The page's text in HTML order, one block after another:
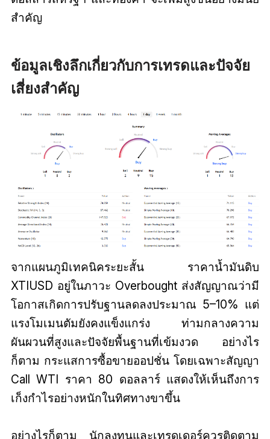
สำคัญ
ข้อมูลเชิงลึกเกี่ยวกับการเทรดและปัจจัย
เสี่ยงสำคัญ
จากแผนภูมิเทคนิคระยะสั้น ราคาน้ำมันดิบ
XTIUSD อยู่ในภาวะ Overbought ส่งสัญญาณว่ามี
โอกาสเกิดการปรับฐานลดลงประมาณ 5–10% แต่
แรงโมเมนตัมยังคงแข็งแกร่ง ท่ามกลางความ
ผันผวนที่สูงและปัจจัยพื้นฐานที่เข้มงวด อย่างไร
ก็ตาม กระแสการซื้อขายออปชั่น โดยเฉพาะสัญญา
Call WTI ราคา 80 ดอลลาร์ แสดงให้เห็นถึงการ
เก็งกำไรอย่างหนักในทิศทางขาขึ้น
อย่างไรก็ตาม นักลงทุนและเทรดเดอร์ควรติดตาม